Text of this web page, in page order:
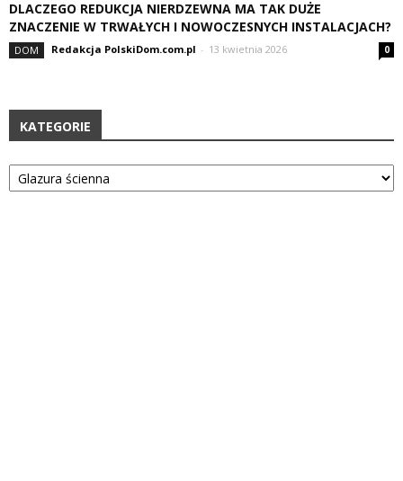
DLACZEGO REDUKCJA NIERDZEWNA MA TAK DUŻE
ZNACZENIE W TRWAŁYCH I NOWOCZESNYCH INSTALACJACH?
DOM Redakcja PolskiDom.com.pl - 13 kwietnia 2026 0
KATEGORIE
Kategorie